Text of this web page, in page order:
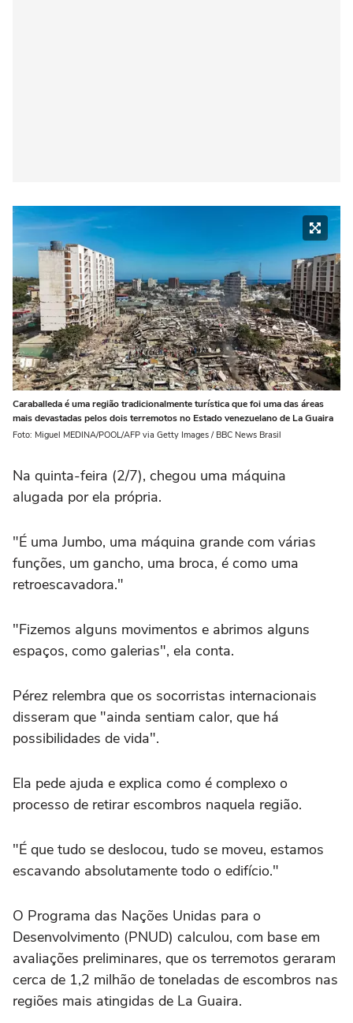
Caraballeda é uma região tradicionalmente turística que foi uma das áreas
mais devastadas pelos dois terremotos no Estado venezuelano de La Guaira
Foto: Miguel MEDINA/POOL/AFP via Getty Images / BBC News Brasil
Na quinta-feira (2/7), chegou uma máquina
alugada por ela própria.
"É uma Jumbo, uma máquina grande com várias
funções, um gancho, uma broca, é como uma
retroescavadora."
"Fizemos alguns movimentos e abrimos alguns
espaços, como galerias", ela conta.
Pérez relembra que os socorristas internacionais
disseram que "ainda sentiam calor, que há
possibilidades de vida".
Ela pede ajuda e explica como é complexo o
processo de retirar escombros naquela região.
"É que tudo se deslocou, tudo se moveu, estamos
escavando absolutamente todo o edifício."
O Programa das Nações Unidas para o
Desenvolvimento (PNUD) calculou, com base em
avaliações preliminares, que os terremotos geraram
cerca de 1,2 milhão de toneladas de escombros nas
regiões mais atingidas de La Guaira.